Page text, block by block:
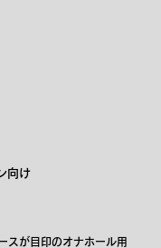
向け
スが目印のオナホール用